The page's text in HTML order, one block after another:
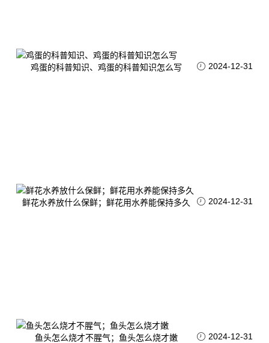
鸡蛋的科普知识、鸡蛋的科普知识怎么写 2024-12-31
鲜花水养放什么保鲜；鲜花用水养能保持多久 2024-12-31
鱼头怎么烧才不腥气；鱼头怎么烧才嫩 2024-12-31